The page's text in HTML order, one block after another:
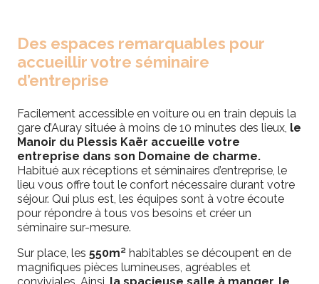
Des espaces remarquables pour
accueillir votre séminaire
d’entreprise
Facilement accessible en voiture ou en train depuis la
gare d’Auray située à moins de 10 minutes des lieux, le
Manoir du Plessis Kaër accueille votre
entreprise dans son Domaine de charme.
Habitué aux réceptions et séminaires d’entreprise, le
lieu vous offre tout le confort nécessaire durant votre
séjour. Qui plus est, les équipes sont à votre écoute
pour répondre à tous vos besoins et créer un
séminaire sur-mesure.
Sur place, les 550m² habitables se découpent en de
magnifiques pièces lumineuses, agréables et